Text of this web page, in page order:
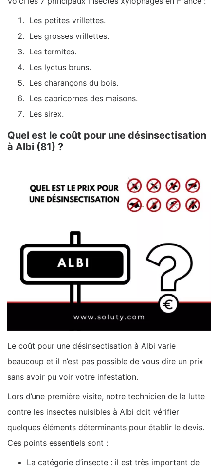
Les petites vrillettes.
Les grosses vrillettes.
Les termites.
Les lyctus bruns.
Les charançons du bois.
Les capricornes des maisons.
Les sirex.
Quel est le coût pour une désinsectisation
à Albi (81) ?
Le coût pour une désinsectisation à Albi varie
beaucoup et il n’est pas possible de vous dire un prix
sans avoir pu voir votre infestation.
Lors d’une première visite, notre technicien de la lutte
contre les insectes nuisibles à Albi doit vérifier
quelques éléments déterminants pour établir le devis.
Ces points essentiels sont :
La catégorie d’insecte : il est très important de